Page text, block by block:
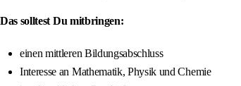
Das solltest Du mitbringen:
einen mittleren Bildungsabschluss
Interesse an Mathematik, Physik und Chemie